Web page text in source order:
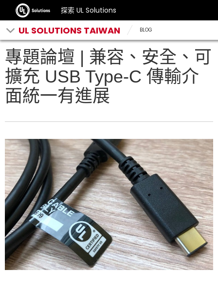
探索 UL Solutions
UL SOLUTIONS TAIWAN BLOG
專題論壇 | 兼容、安全、可
擴充 USB Type-C 傳輸介
面統一有進展